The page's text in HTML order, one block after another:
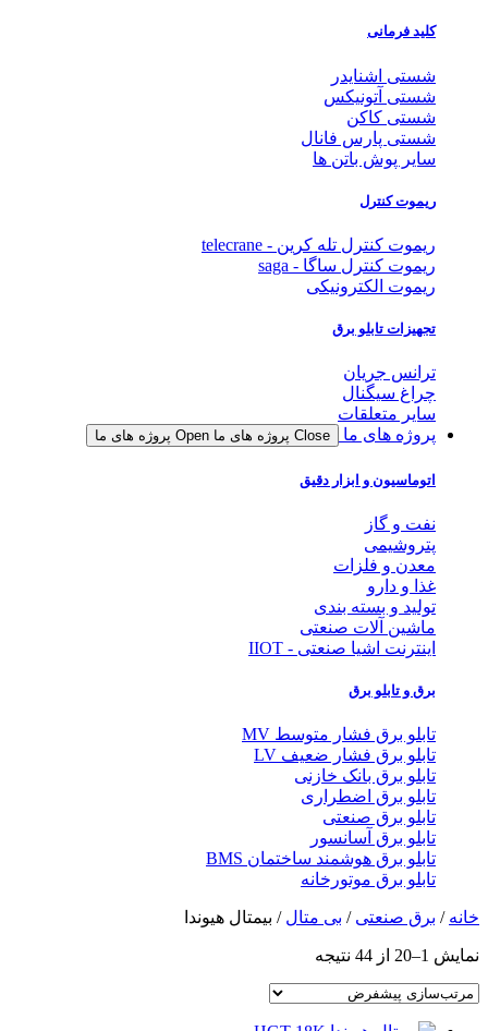
کلید فرمانی
شستی اشنایدر
شستی آتونیکس
شستی کاکن
شستی پارس فانال
سایر پوش باتن ها
ریموت کنترل
ریموت کنترل تله کرین - telecrane
ریموت کنترل ساگا - saga
ریموت الکترونیکی
تجهیزات تابلو برق
ترانس جریان
چراغ سیگنال
سایر متعلقات
پروژه های ما
Close پروژه های ما Open پروژه های ما
اتوماسیون و ابزار دقیق
نفت و گاز
پتروشیمی
معدن و فلزات
غذا و دارو
تولید و بسته بندی
ماشین آلات صنعتی
اینترنت اشیا صنعتی - IIOT
برق و تابلو برق
تابلو برق فشار متوسط MV
تابلو برق فشار ضعیف LV
تابلو برق بانک خازنی
تابلو برق اضطراری
تابلو برق صنعتی
تابلو برق آسانسور
تابلو برق هوشمند ساختمان BMS
تابلو برق موتورخانه
خانه / برق صنعتی / بی متال / بیمتال هیوندا
نمایش 1–20 از 44 نتیجه